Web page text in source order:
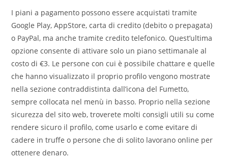
I piani a pagamento possono essere acquistati tramite
Google Play, AppStore, carta di credito (debito o prepagata)
o PayPal, ma anche tramite credito telefonico. Quest’ultima
opzione consente di attivare solo un piano settimanale al
costo di €3. Le persone con cui è possibile chattare e quelle
che hanno visualizzato il proprio profilo vengono mostrate
nella sezione contraddistinta dall’icona del Fumetto,
sempre collocata nel menù in basso. Proprio nella sezione
sicurezza del sito web, troverete molti consigli utili su come
rendere sicuro il profilo, come usarlo e come evitare di
cadere in truffe o persone che di solito lavorano online per
ottenere denaro.